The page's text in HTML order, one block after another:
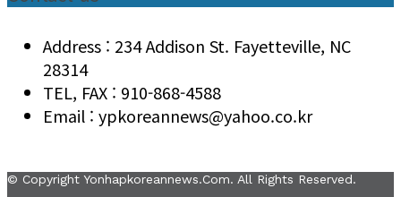
Address : 234 Addison St. Fayetteville, NC
28314
TEL, FAX : 910-868-4588
Email : ypkoreannews@yahoo.co.kr
© Copyright Yonhapkoreannews.com. All Rights Reserved.